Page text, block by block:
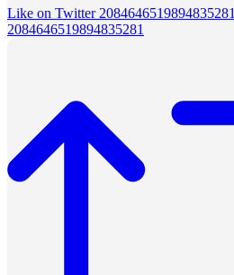
Like on Twitter 2084646519894835281
2084646519894835281